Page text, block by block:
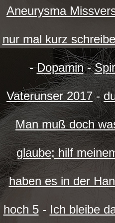
Aneurysma
nur mal kurz
-Dopamin-
Vaterunser 2017-
Man muß doch
glaube; hilf
haben es in der
hoch 5- Ich bleibe